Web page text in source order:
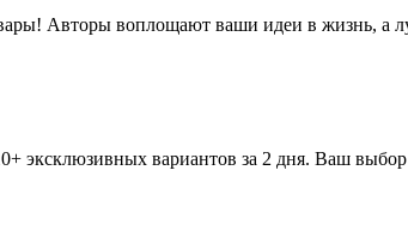
Авторы воплощают ваши идеи в жизнь, а
эксклюзивных вариантов за 2 дня. Ваш